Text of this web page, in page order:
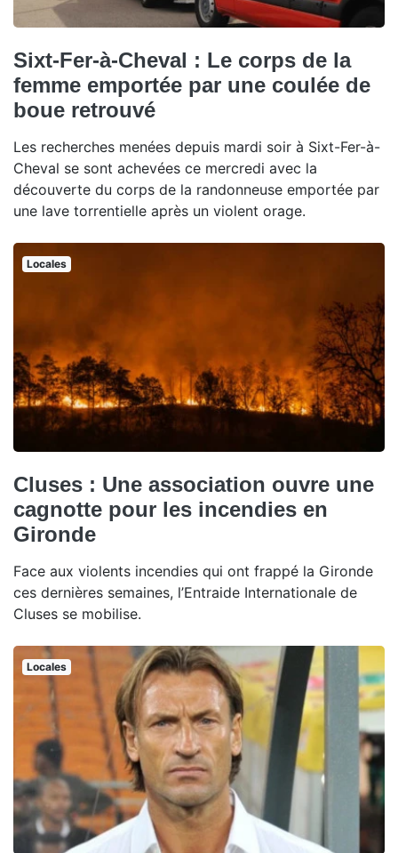
Sixt-Fer-à-Cheval : Le corps de la
femme emportée par une coulée de
boue retrouvé
Les recherches menées depuis mardi soir à Sixt-Fer-à-
Cheval se sont achevées ce mercredi avec la
découverte du corps de la randonneuse emportée par
une lave torrentielle après un violent orage.
Locales
Cluses : Une association ouvre une
cagnotte pour les incendies en
Gironde
Face aux violents incendies qui ont frappé la Gironde
ces dernières semaines, l’Entraide Internationale de
Cluses se mobilise.
Locales